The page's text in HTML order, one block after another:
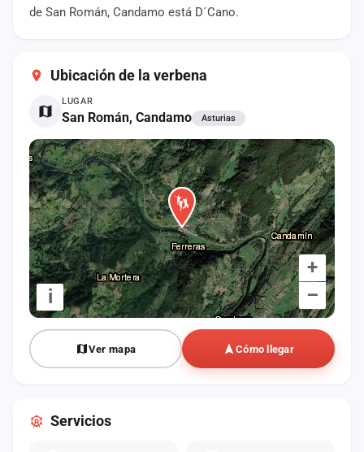
de San Román, Candamo está D´Cano.
Ubicación de la verbena
LUGAR
San Román, Candamo Asturias
+
–
i
Ver mapa Cómo llegar
Servicios
Crear
Administración
Contacto